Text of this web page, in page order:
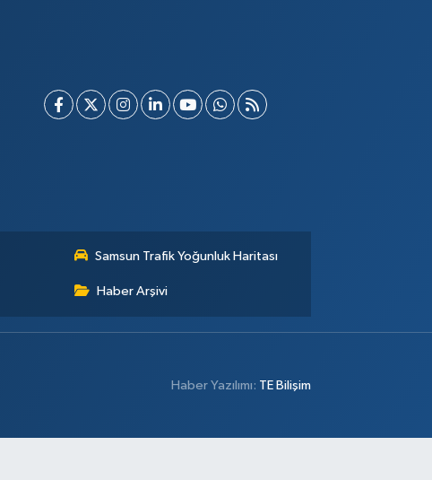
Samsun Trafik Yoğunluk Haritası
Haber Arşivi
Haber Yazılımı: TE Bilişim